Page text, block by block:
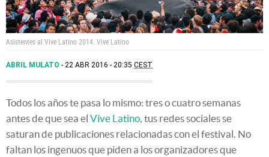
Asistentes al Vive Latino 2014. Vive Latino
ABRIL MULATO 22 ABR 2016 - 20:35 CEST
Todos los años te pasa lo mismo: tres o cuatro semanas
antes de que sea el Vive Latino, tus redes sociales se
saturan de publicaciones relacionadas con el festival. No
faltan los ingenuos que piden a los organizadores que